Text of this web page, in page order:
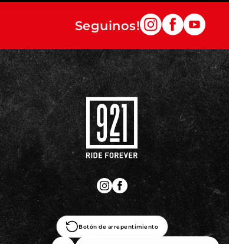
Seguinos!
Botón de arrepentimiento